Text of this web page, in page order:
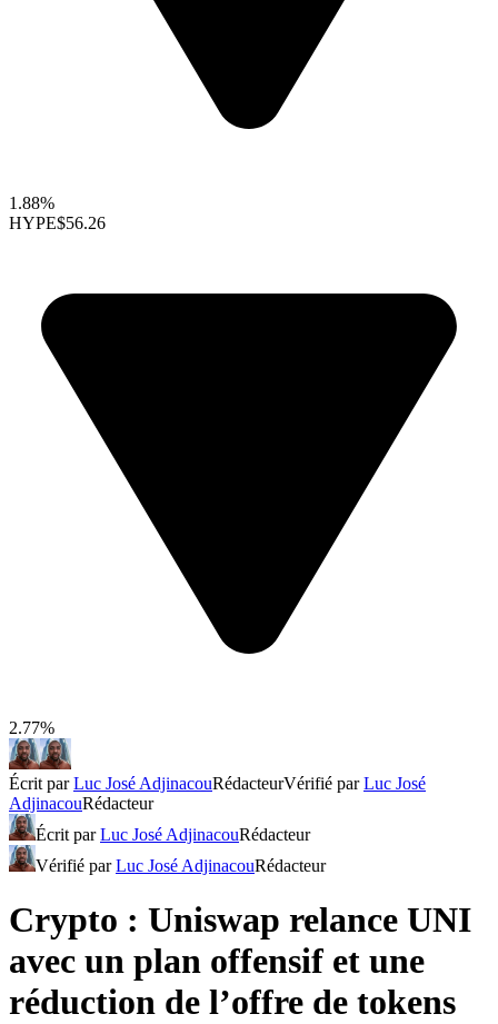
1.88%
HYPE$56.26
2.77%
Écrit parLuc José AdjinacouRédacteurVérifié parLuc José
AdjinacouRédacteur
Écrit parLuc José AdjinacouRédacteur
Vérifié parLuc José AdjinacouRédacteur
Crypto : Uniswap relance UNI
avec un plan offensif et une
réduction de l’offre de tokens